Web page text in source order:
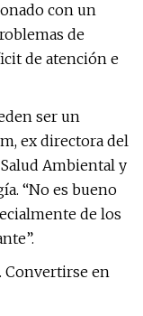
con un
de
de atención e
ser un
ex directora del
Ambiental y
“No es bueno
de los
Convertirse en